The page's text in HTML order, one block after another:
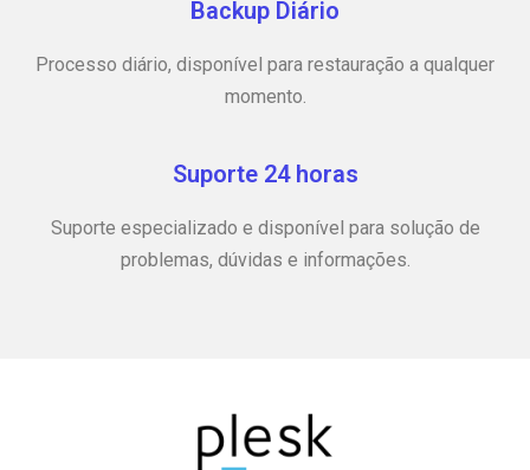
Backup Diário
Processo diário, disponível para restauração a qualquer
momento.
Suporte 24 horas
Suporte especializado e disponível para solução de
problemas, dúvidas e informações.